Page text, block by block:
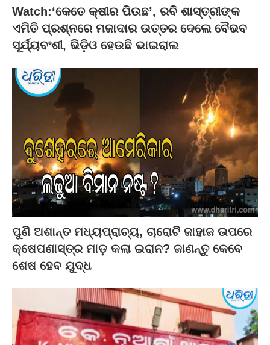
Watch:‘କେତେ କ୍ଷୀର ପିଉଛ’, ରବି ଶାସ୍ତ୍ରୀଙ୍କ
ଏମିତି ପ୍ରଶ୍ନରେ ମଜାଦାର ଉତ୍ତର ଦେଲେ ବୈଭବ
ସୂର୍ଯ୍ୟବଂଶୀ, ଭିଡ଼ିଓ ହେଉଛି ଭାଇରାଲ
ପୁଣି ଅଶାନ୍ତ ମଧ୍ୟପ୍ରାଚ୍ୟ, ଚାରୋଟି ଜାହାଜ ଉପରେ
କ୍ଷେପଣାସ୍ତ୍ର ମାଡ଼ କଲା ଇରାନ? ଜାଣନ୍ତୁ କେବେ
ଶେଷ ହେବ ଯୁଦ୍ଧ